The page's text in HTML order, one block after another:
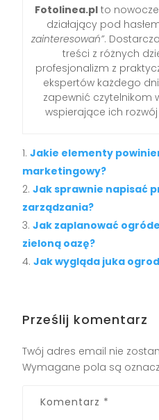
Fotolinea.pl to
działający pod
zainteresowań”.
treści z różnych
profesjonalizm z
ekspertów każdego
zapewnić czytelnikom
wspierające ich
Jakie elementy
marketingowy?
Jak sprawnie napisać
zarządzania?
Jak zaplanować
zieloną oazę?
Jak wygląda juka
Prześlij komentarz
Twój adres email nie
Wymagane pola są